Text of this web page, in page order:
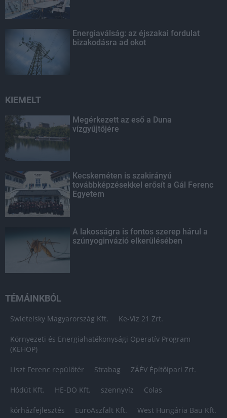
Energiaválság: az éjszakai fordulat
bizakodásra ad okot
KIEMELT
Megérkezett az eső a Duna
vízgyűjtőjére
Kecskeméten is szakirányú
továbbképzésekkel erősít a Gál Ferenc
Egyetem
A lakosságra is fontos szerep hárul a
szúnyoginvázió elkerülésében
TÉMÁINKBÓL
Swietelsky Magyarország Kft. Ke-Víz 21 Zrt.
Környezeti és Energiahatékonysági Operatív Program
(KEHOP)
Liszt Ferenc repülőtér Strabag ZÁÉV Építőipari Zrt.
Hódút Kft. HE-DO Kft. szennyvíz Colas
kórházfejlesztés EuroAszfalt Kft. West Hungária Bau Kft.